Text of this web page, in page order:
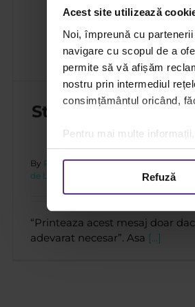
Acest site utilizează
Noi, împreună cu
navigare cu scopul de a
permite să vă afișăm
nostru prin intermediul
consimțământul oricând,
Pentru mai multe
Refuză
Strategia „verde”
clienti
By Rucxandra Popa | 27 octombrie |
de Lucru
Tags:
“Printeaza acest mesaj doar
adevarat necesar”. Asa [...]